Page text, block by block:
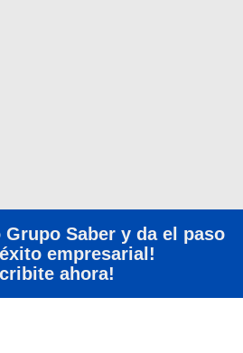
Grupo Saber y da el paso
empresarial!
ahora!